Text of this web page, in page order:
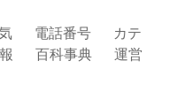
電話番号
カテ
百科事典
運営